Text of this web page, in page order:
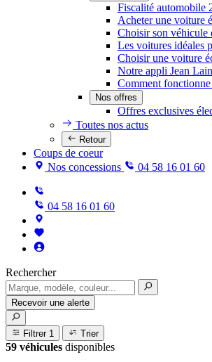
Fiscalité automobile
Acheter une voiture
Choisir son véhicule
Les voitures idéales
Choisir une voiture
Notre appli Jean Lain
Comment
Nos offres
Offres exclusives
Toutes nos actus
Retour
Coups de coeur
Nos concessions
04 58 16 01 60
04 58 16 01 60
Rechercher
Recevoir une alerte
Filtrer 1 Trier
59 véhicules disponibles